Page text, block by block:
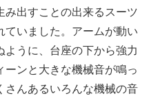
み出すことの出来るスーツ
ていました。アームが動い
ように、台座の下から強力
ーンと大きな機械音が鳴っ
さんあるいろんな機械の音